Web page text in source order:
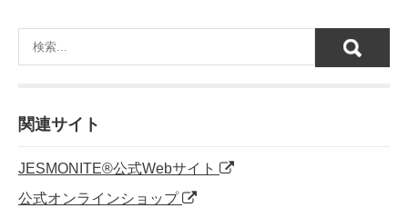
c
e
o
o
k
e
k
e
C
h
ail
関連サイト
JESMONITE®公式Webサイト
公式オンラインショップ